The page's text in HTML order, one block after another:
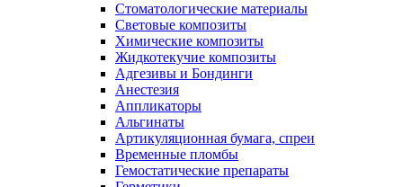
Стоматологические материалы
Световые композиты
Химические композиты
Жидкотекучие композиты
Адгезивы и Бондинги
Анестезия
Аппликаторы
Альгинаты
Артикуляционная бумага, спреи
Временные пломбы
Гемостатические препараты